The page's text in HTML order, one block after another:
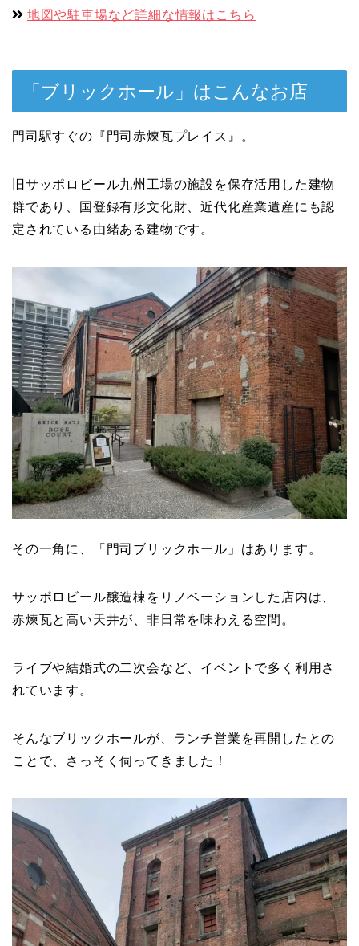
地図や駐車場など詳細な情報はこちら
「ブリックホール」はこんなお店
門司駅すぐの『門司赤煉瓦プレイス』。
旧サッポロビール九州工場の施設を保存活用した建物
群であり、国登録有形文化財、近代化産業遺産にも認
定されている由緒ある建物です。
その一角に、「門司ブリックホール」はあります。
サッポロビール醸造棟をリノベーションした店内は、
赤煉瓦と高い天井が、非日常を味わえる空間。
ライブや結婚式の二次会など、イベントで多く利用さ
れています。
そんなブリックホールが、ランチ営業を再開したとの
ことで、さっそく伺ってきました！